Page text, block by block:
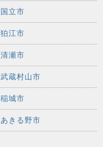
国立市
狛江市
清瀬市
武蔵村山市
稲城市
あきる野市